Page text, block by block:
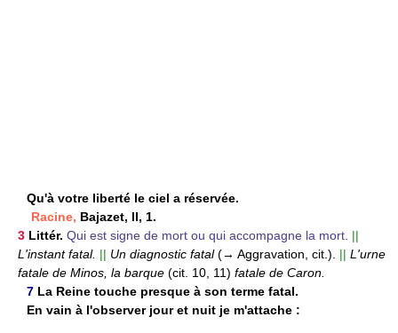
Qu'à votre liberté le ciel a réservée.
Racine, Bajazet, II, 1.
3 Littér. Qui est signe de mort ou qui accompagne la mort. ||
L'instant fatal. || Un diagnostic fatal(→ Aggravation, cit.). || L'urne
fatale de Minos, la barque (cit. 10, 11) fatale de Caron.
7 La Reine touche presque à son terme fatal.
En vain à l'observer jour et nuit je m'attache :